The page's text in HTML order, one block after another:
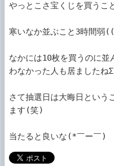
やっとこさ宝くじを買う
寒いなか並ぶこと3時間
なかには10枚を買うのに並
わなかった人も居ましたね
さて抽選日は大晦日という
ます(笑)
当たると良いな(*￣ー￣)